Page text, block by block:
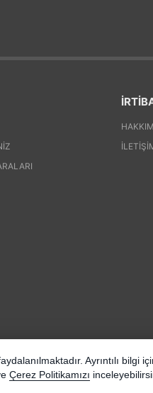
Ayrıntılı bilgi
Çerez Politikamızı